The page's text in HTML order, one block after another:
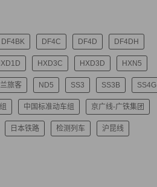
DF4BK DF4C DF4D DF4DH
HXD3C HXD3D HXN5
旅客 ND5 SS3 SS3B SS4G
中国标准动车组 京广线-广铁集团
日本铁路 检测列车 沪昆线